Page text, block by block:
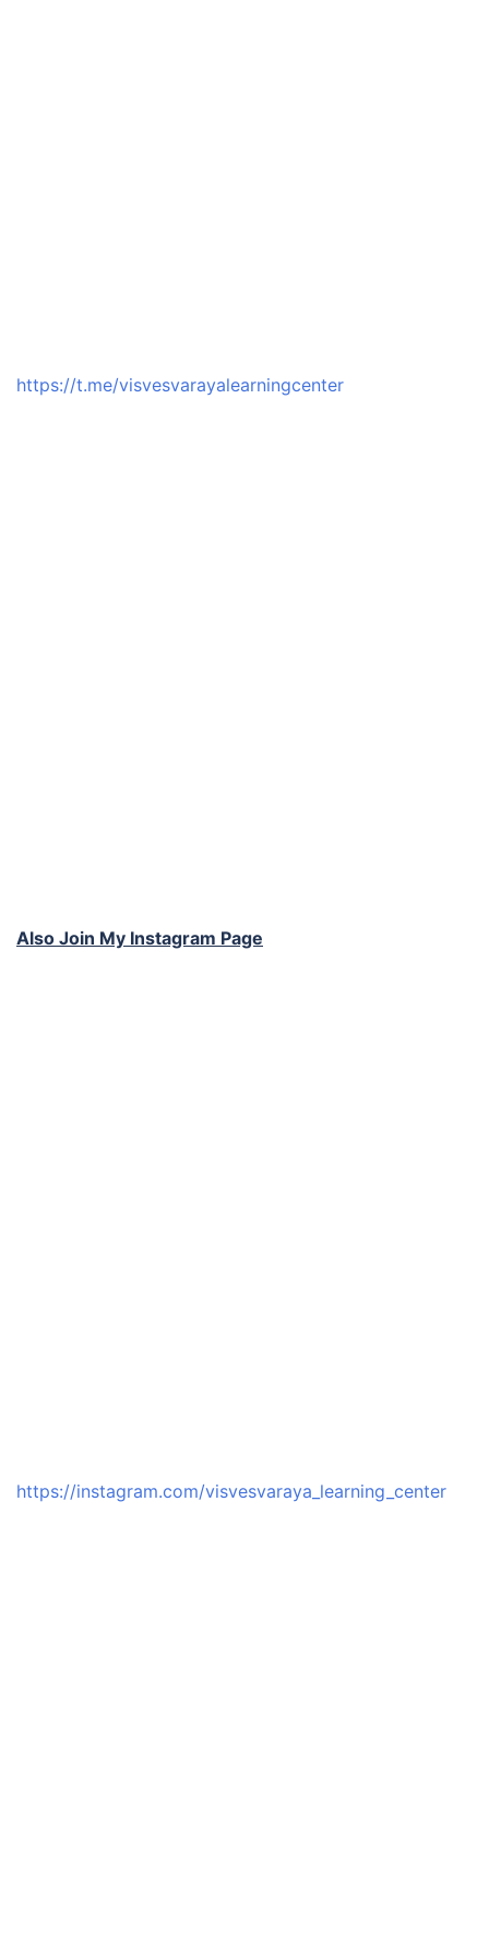
https://t.me/visvesvarayalearningcenter
Also Join My Instagram Page
https://instagram.com/visvesvaraya_learning_center